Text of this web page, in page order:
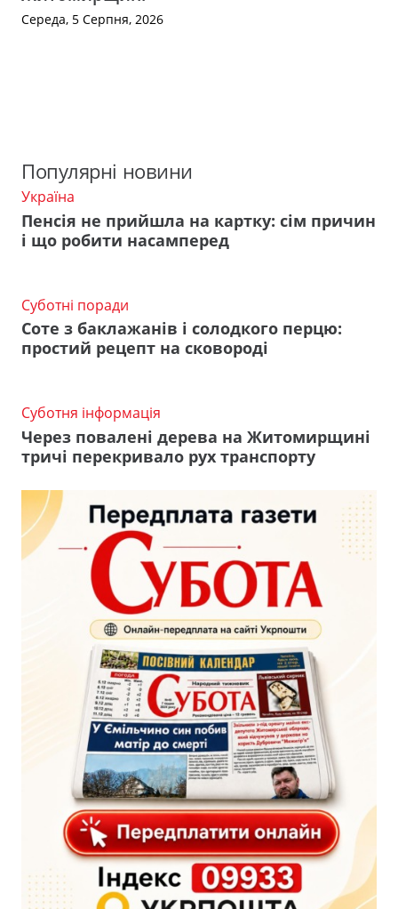
Середа, 5 Серпня, 2026
Популярні новини
Україна
Пенсія не прийшла на картку: сім причин
і що робити насамперед
Суботні поради
Соте з баклажанів і солодкого перцю:
простий рецепт на сковороді
Суботня інформація
Через повалені дерева на Житомирщині
тричі перекривало рух транспорту